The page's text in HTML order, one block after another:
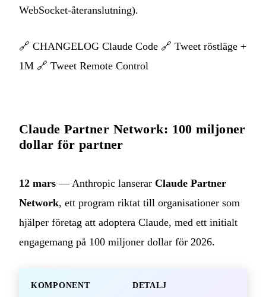
WebSocket‑återanslutning).
🔗 CHANGELOG Claude Code 🔗 Tweet röstläge +
1M 🔗 Tweet Remote Control
Claude Partner Network: 100 miljoner
dollar för partner
12 mars — Anthropic lanserar Claude Partner
Network, ett program riktat till organisationer som
hjälper företag att adoptera Claude, med ett initialt
engagemang på 100 miljoner dollar för 2026.
KOMPONENT DETALJ